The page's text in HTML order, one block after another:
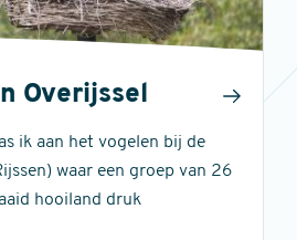
Overijssel
ik aan het vogelen bij de
waar een groep van 26
hooiland druk